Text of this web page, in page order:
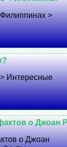
>
Интересные
о Джоан
о Джоан